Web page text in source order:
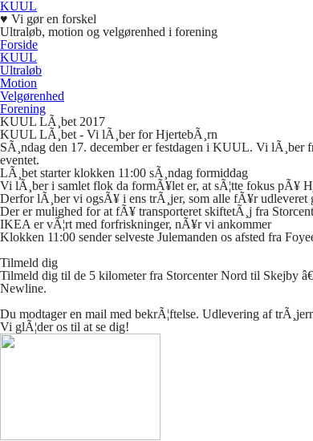
KUUL
♥ Vi gør en forskel
Ultraløb, motion og velgørenhed i forening
Forside
KUUL
Ultraløb
Motion
Velgørenhed
Forening
KUUL LÃ¸bet 2017
KUUL LÃ ¸bet - Vi lÃ¸ber for HjertebÃ¸rn
SÃ ¸ndag den 17. december er festdagen i KUUL. Vi lÃ¸ber
eventet.
LÃ ¸bet starter klokken 11:00 sÃ¸ndag formiddag
Vi lÃ¸ber i samlet flok da formÃ¥let er, at sÃ¦tte fokus pÃ¥
Derfor lÃ¸ber vi ogsÃ¥ i ens trÃ¸jer, som alle fÃ¥r udleveret
Der er mulighed for at fÃ¥ transporteret skiftetÃ¸j fra
IKEA er vÃ¦rt med forfriskninger, nÃ¥r vi ankommer
Klokken 11:00 sender selveste Julemanden os afsted fra
Tilmeld dig
Tilmeld dig til de 5 kilometer fra Storcenter Nord til Skejby
Newline.
Du modtager en mail med bekrÃ¦ftelse. Udlevering af
Vi glÃ¦der os til at se dig!